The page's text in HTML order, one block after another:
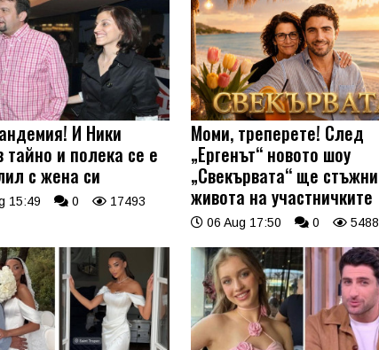
И Ники
тайно и полека се е
с жена си
15:49 0 17493
Моми, треперете! След
„Ергенът“ новото шоу
„Свекървата“ ще стъжни
живота на участничките
06 Aug 17:50 0 5488